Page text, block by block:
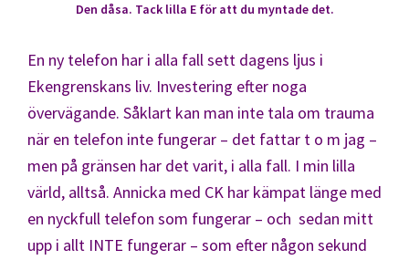
Den dåsa. Tack lilla E för att du myntade det.
En ny telefon har i alla fall sett dagens ljus i
Ekengrenskans liv. Investering efter noga
övervägande. Såklart kan man inte tala om trauma
när en telefon inte fungerar – det fattar t o m jag –
men på gränsen har det varit, i alla fall. I min lilla
värld, alltså. Annicka med CK har kämpat länge med
en nyckfull telefon som fungerar – och sedan mitt
upp i allt INTE fungerar – som efter någon sekund